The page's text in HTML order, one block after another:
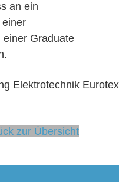
an ein
einer
Graduate
zur Übersicht